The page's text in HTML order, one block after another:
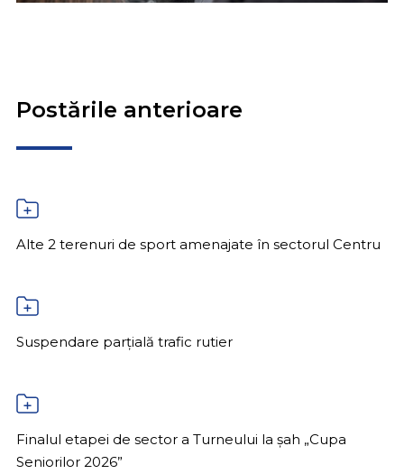
Postările anterioare
Alte 2 terenuri de sport amenajate în sectorul Centru
Suspendare parțială trafic rutier
Finalul etapei de sector a Turneului la șah „Cupa
Seniorilor 2026”